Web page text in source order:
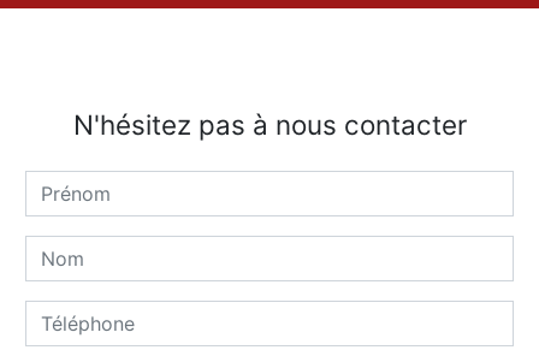
N'hésitez pas à nous contacter